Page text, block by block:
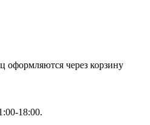
оформляются через корзину
18:00.